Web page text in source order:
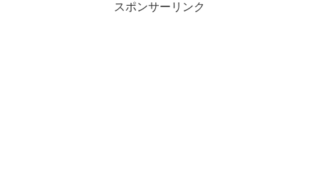
スポンサーリンク